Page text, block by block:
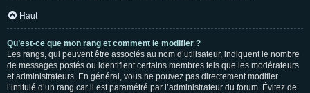
Haut
Qu’est-ce que mon rang et comment le modifier ?
Les rangs, qui peuvent être associés au nom d’utilisateur, indiquent le nombre
de messages postés ou identifient certains membres tels que les modérateurs
et administrateurs. En général, vous ne pouvez pas directement modifier
l’intitulé d’un rang car il est paramétré par l’administrateur du forum. Évitez de